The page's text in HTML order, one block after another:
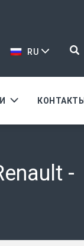
RU
КОНТАКТЫ
-